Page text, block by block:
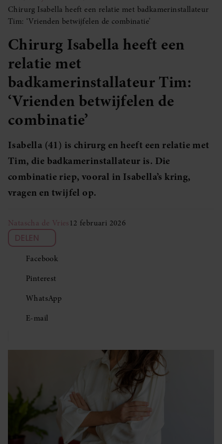
Chirurg Isabella heeft een relatie met badkamerinstallateur
Tim: ‘Vrienden betwijfelen de combinatie’
Chirurg Isabella heeft een
relatie met
badkamerinstallateur Tim:
‘Vrienden betwijfelen de
combinatie’
Isabella (41) is chirurg en heeft een relatie met
Tim, die badkamerinstallateur is. Die
combinatie riep, vooral in Isabella’s kring,
vragen en twijfel op.
Natascha de Vries12 februari 2026
DELEN
Facebook
Pinterest
WhatsApp
E-mail